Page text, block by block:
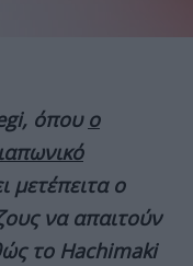
, όπου ο
μετέπειτα ο
να απαιτούν
το Hachimaki